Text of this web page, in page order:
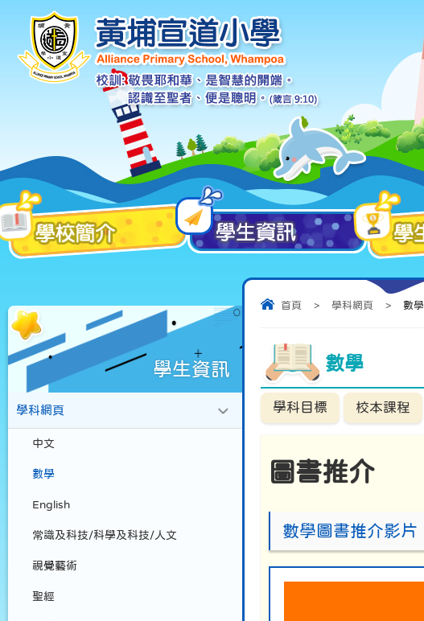
首頁 > 學科網頁 > 數學
數學
學科目標 校本課程
圖書推介
數學圖書推介影片
學生資訊
學科網頁
中文
數學
English
常識及科技/科學及科技/人文
視覺藝術
聖經